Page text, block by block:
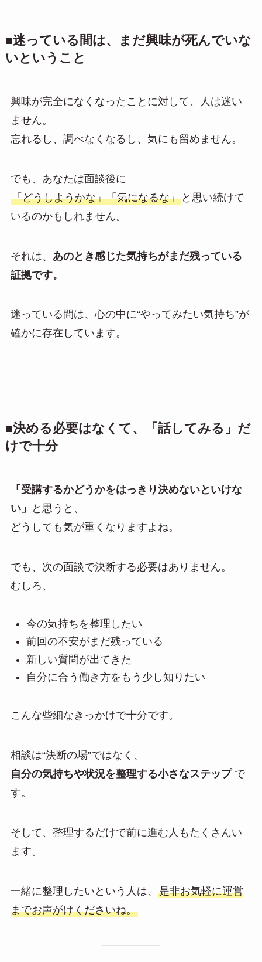
■迷っている間は、まだ興味が死んでいな
いということ
興味が完全になくなったことに対して、人は迷い
ません。
忘れるし、調べなくなるし、気にも留めません。
でも、あなたは面談後に
「どうしようかな」「気になるな」と思い続けて
いるのかもしれません。
それは、 あのとき感じた気持ちがまだ残っている
証拠です。
迷っている間は、心の中に“やってみたい気持ち”が
確かに存在しています。
■決める必要はなくて、「話してみる」だ
けで十分
「受講するかどうかをはっきり決めないといけな
い」
と思うと、
どうしても気が重くなりますよね。
でも、次の面談で決断する必要はありません。
むしろ、
今の気持ちを整理したい
前回の不安がまだ残っている
新しい質問が出てきた
自分に合う働き方をもう少し知りたい
こんな些細なきっかけで十分です。
相談は“決断の場”ではなく、
自分の気持ちや状況を整理する小さなステップで
す。
そして、整理するだけで前に進む人もたくさんい
ます。
一緒に整理したいという人は、 是非お気軽に運営
までお声がけくださいね。